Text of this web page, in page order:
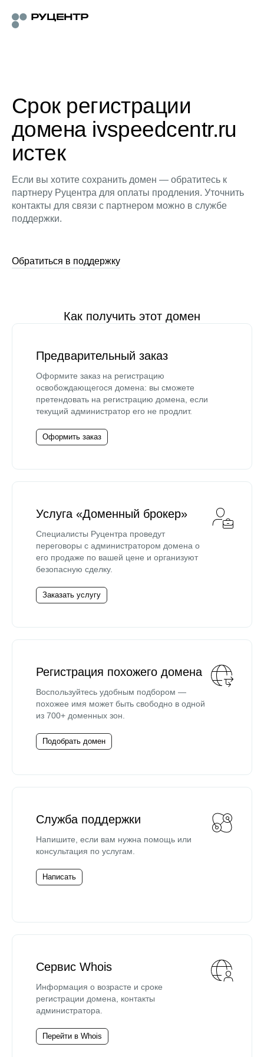
Срок регистрации
домена ivspeedcentr.ru
истек
Если вы хотите сохранить домен — обратитесь к
партнеру Руцентра для оплаты продления. Уточнить
контакты для связи с партнером можно в службе
поддержки.
Обратиться в поддержку
Как получить этот домен
Предварительный заказ
Оформите заказ на регистрацию
освобождающегося домена: вы сможете
претендовать на регистрацию домена, если
текущий администратор его не продлит.
Оформить заказ
Услуга «Доменный брокер»
Специалисты Руцентра проведут
переговоры с администратором домена о
его продаже по вашей цене и организуют
безопасную сделку.
Заказать услугу
Регистрация похожего домена
Воспользуйтесь удобным подбором —
похожее имя может быть свободно в одной
из 700+ доменных зон.
Подобрать домен
Служба поддержки
Напишите, если вам нужна помощь или
консультация по услугам.
Написать
Сервис Whois
Информация о возрасте и сроке
регистрации домена, контакты
администратора.
Перейти в Whois